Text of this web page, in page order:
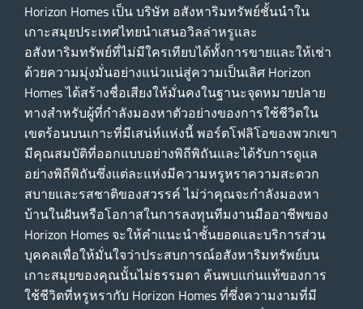
Horizon Homes เป็น บริษัท อสังหาริมทรัพย์ชั้นนําใน
เกาะสมุยประเทศไทยนําเสนอวิลล่าหรูและ
อสังหาริมทรัพย์ที่ไม่มีใครเทียบได้ทั้งการขายและให้เช่า
ด้วยความมุ่งมั่นอย่างแน่วแน่สู่ความเป็นเลิศ Horizon
Homes ได้สร้างชื่อเสียงให้มั่นคงในฐานะจุดหมายปลาย
ทางสําหรับผู้ที่กําลังมองหาตัวอย่างของการใช้ชีวิตใน
เขตร้อนบนเกาะที่มีเสน่ห์แห่งนี้ พอร์ตโฟลิโอของพวกเขา
มีคุณสมบัติที่ออกแบบอย่างพิถีพิถันและได้รับการดูแล
อย่างพิถีพิถันซึ่งแต่ละแห่งมีความหรูหราความสะดวก
สบายและรสชาติของสวรรค์ ไม่ว่าคุณจะกําลังมองหา
บ้านในฝันหรือโอกาสในการลงทุนทีมงานมืออาชีพของ
Horizon Homes จะให้คําแนะนําชั้นยอดและบริการส่วน
บุคคลเพื่อให้มั่นใจว่าประสบการณ์อสังหาริมทรัพย์บน
เกาะสมุยของคุณนั้นไม่ธรรมดา ค้นพบแก่นแท้ของการ
ใช้ชีวิตที่หรูหรากับ Horizon Homes ที่ซึ่งความงามที่มี